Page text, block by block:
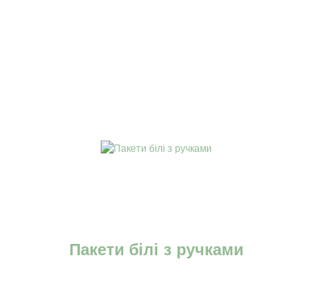
Пакети білі з ручками